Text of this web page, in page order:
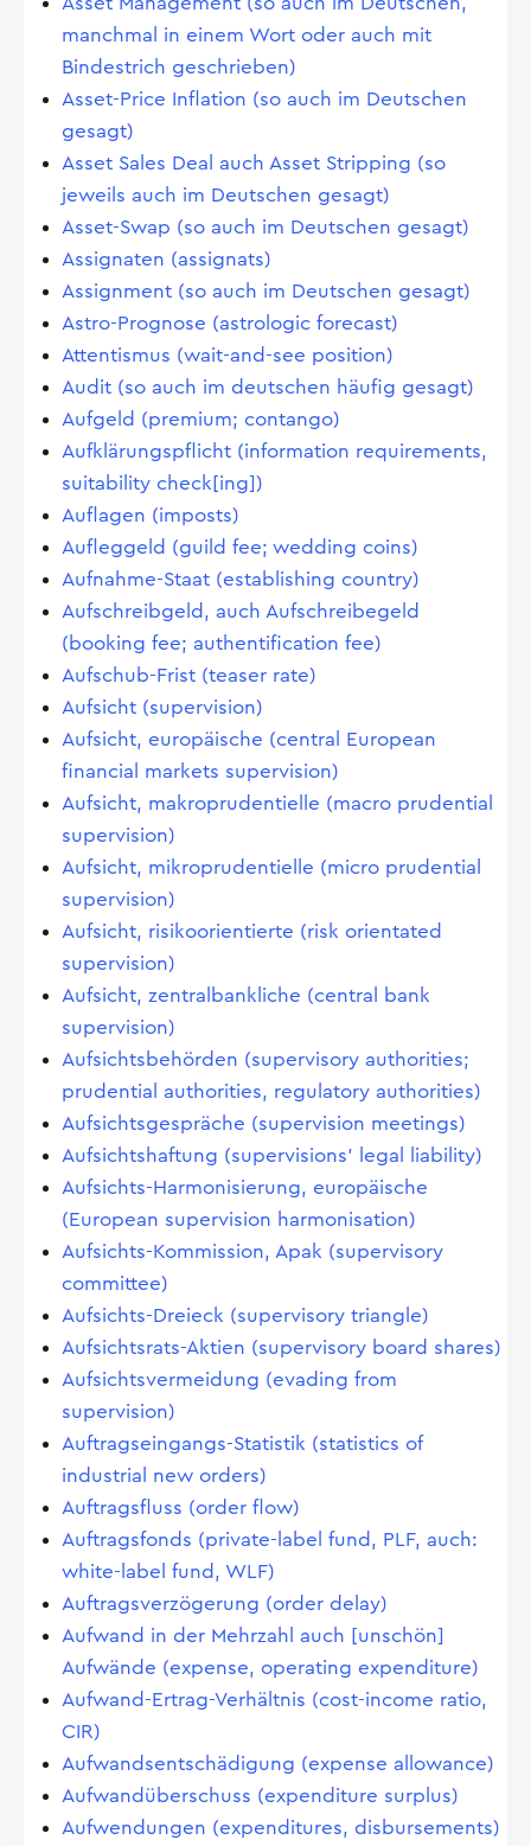
manchmal in einem Wort oder auch mit
Bindestrich geschrieben)
Asset-Price Inflation (so auch im Deutschen
gesagt)
Asset Sales Deal auch Asset Stripping (so
jeweils auch im Deutschen gesagt)
Asset-Swap (so auch im Deutschen gesagt)
Assignaten (assignats)
Assignment (so auch im Deutschen gesagt)
Astro-Prognose (astrologic forecast)
Attentismus (wait-and-see position)
Audit (so auch im deutschen häufig gesagt)
Aufgeld (premium; contango)
Aufklärungspflicht (information requirements,
suitability check[ing])
Auflagen (imposts)
Aufleggeld (guild fee; wedding coins)
Aufnahme-Staat (establishing country)
Aufschreibgeld, auch Aufschreibegeld
(booking fee; authentification fee)
Aufschub-Frist (teaser rate)
Aufsicht (supervision)
Aufsicht, europäische (central European
financial markets supervision)
Aufsicht, makroprudentielle (macro prudential
supervision)
Aufsicht, mikroprudentielle (micro prudential
supervision)
Aufsicht, risikoorientierte (risk orientated
supervision)
Aufsicht, zentralbankliche (central bank
supervision)
Aufsichtsbehörden (supervisory authorities;
prudential authorities, regulatory authorities)
Aufsichtsgespräche (supervision meetings)
Aufsichtshaftung (supervisions' legal liability)
Aufsichts-Harmonisierung, europäische
(European supervision harmonisation)
Aufsichts-Kommission, Apak (supervisory
committee)
Aufsichts-Dreieck (supervisory triangle)
Aufsichtsrats-Aktien (supervisory board shares)
Aufsichtsvermeidung (evading from
supervision)
Auftragseingangs-Statistik (statistics of
industrial new orders)
Auftragsfluss (order flow)
Auftragsfonds (private-label fund, PLF, auch:
white-label fund, WLF)
Auftragsverzögerung (order delay)
Aufwand in der Mehrzahl auch [unschön]
Aufwände (expense, operating expenditure)
Aufwand-Ertrag-Verhältnis (cost-income ratio,
CIR)
Aufwandsentschädigung (expense allowance)
Aufwandüberschuss (expenditure surplus)
Aufwendungen (expenditures, disbursements)